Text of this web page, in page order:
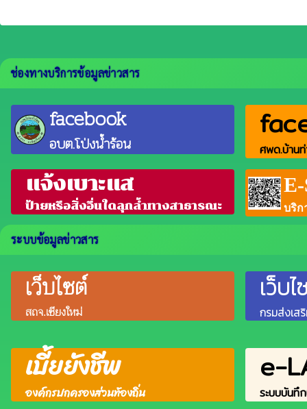
ช่องทางบริการข้อมูลข่าวสาร
facebook
อบต.โป่งน้ำร้อน ศพด.บ้าน
แจ้งเบาะแส
ป้ายหรือสิ่งอื่นใดลุกล้ำทางสาธารณะ บริก
ระบบข้อมูลข่าวสาร
เว็บไซต์
สถจ.เชียงใหม่
เว็บ
กรมส่งเส
เบี้ยยังชีพ
องค์กรปกครองส่วนท้องถิ่น
e-
ระบบบัน